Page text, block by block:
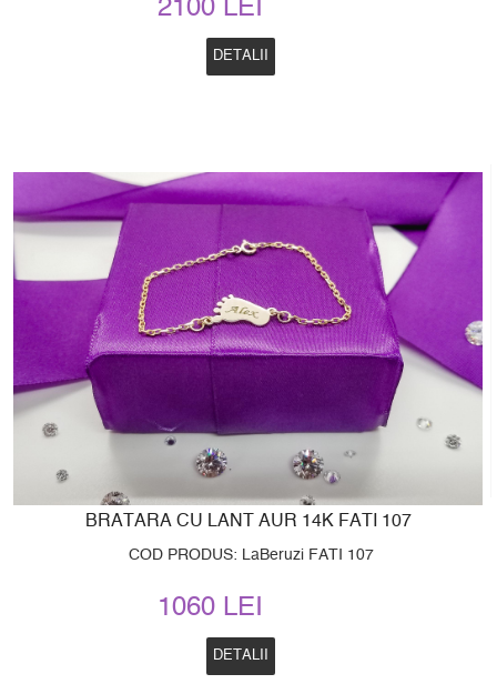
2100 LEI
DETALII
BRATARA CU LANT AUR 14K FATI 107
COD PRODUS: LaBeruzi FATI 107
1060 LEI
DETALII